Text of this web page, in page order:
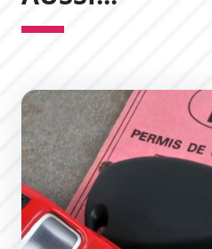
Bourse aux permis : la liste